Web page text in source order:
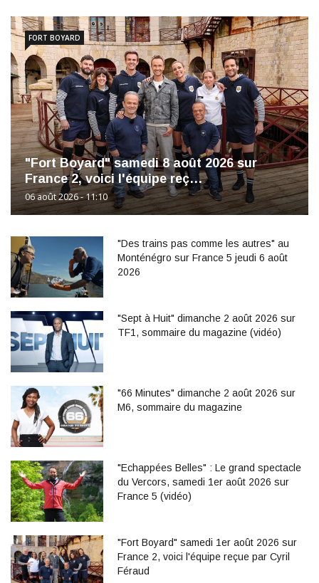
"Fort Boyard" samedi 8 août 2026 sur
France 2, voici l'équipe reç…
06 août 2026 - 11:10
FORT BOYARD
"Des trains pas comme les autres" au
Monténégro sur France 5 jeudi 6 août
2026
"Sept à Huit" dimanche 2 août 2026 sur
TF1, sommaire du magazine (vidéo)
"66 Minutes" dimanche 2 août 2026 sur
M6, sommaire du magazine
"Echappées Belles" : Le grand spectacle
du Vercors, samedi 1er août 2026 sur
France 5 (vidéo)
"Fort Boyard" samedi 1er août 2026 sur
France 2, voici l'équipe reçue par Cyril
Féraud